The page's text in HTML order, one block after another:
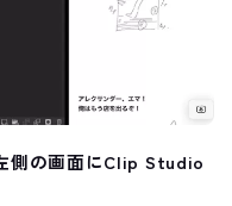
側の画面にClip Studio